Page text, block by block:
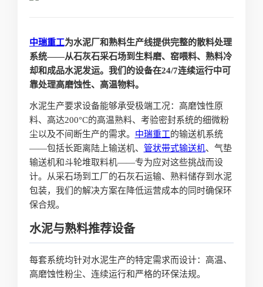
中瑞重工为水泥厂和熟料生产线提供完整的散料处理
系统——从石灰石采石场到生料磨、窑喂料、熟料冷
却和成品水泥发运。我们的设备在24/7连续运行中可
靠处理高磨蚀性、高温物料。
水泥生产要求设备能够承受极端工况：高磨蚀性原
料、高达200°C的高温熟料、考验密封系统的细微粉
尘以及不间断生产的需求。 中瑞重工的输送机系统
——包括长距离陆上输送机、 管状带式输送机、气垫
输送机和斗轮堆取料机——专为应对这些挑战而设
计。从采石场到工厂的石灰石运输、熟料储存到水泥
包装，我们的解决方案在降低运营成本的同时确保环
保合规。
水泥与熟料推荐设备
每套系统均针对水泥生产的特定需求而设计：高温、
高磨蚀性粉尘、连续运行和严格的环保法规。